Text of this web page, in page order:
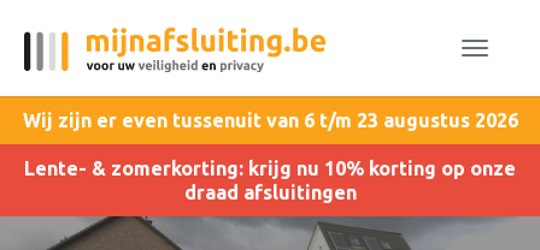
Toggle
Wij zijn er even tussenuit van 6 t/m 23 augustus 2026
Lente- & zomerkorting: krijg nu 10% korting op onze
draad afsluitingen